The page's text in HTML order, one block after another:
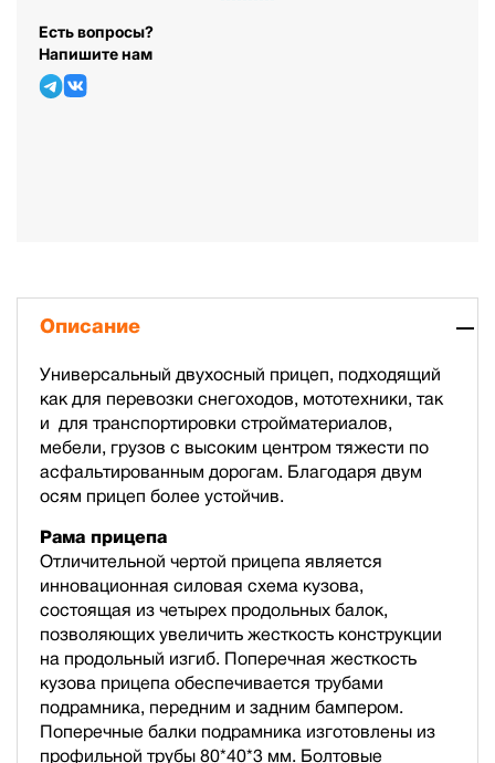
Есть вопросы?
Напишите нам
Описание
Универсальный двухосный прицеп, подходящий
как для перевозки снегоходов, мототехники, так
и для транспортировки стройматериалов,
мебели, грузов с высоким центром тяжести по
асфальтированным дорогам. Благодаря двум
осям прицеп более устойчив.
Рама прицепа
Отличительной чертой прицепа является
инновационная силовая схема кузова,
состоящая из четырех продольных балок,
позволяющих увеличить жесткость конструкции
на продольный изгиб. Поперечная жесткость
кузова прицепа обеспечивается трубами
подрамника, передним и задним бампером.
Поперечные балки подрамника изготовлены из
профильной трубы 80*40*3 мм. Болтовые